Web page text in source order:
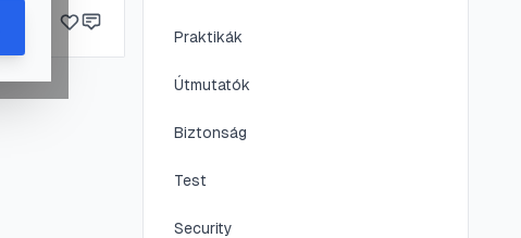
Praktikák
Útmutatók
Biztonság
Test
Security